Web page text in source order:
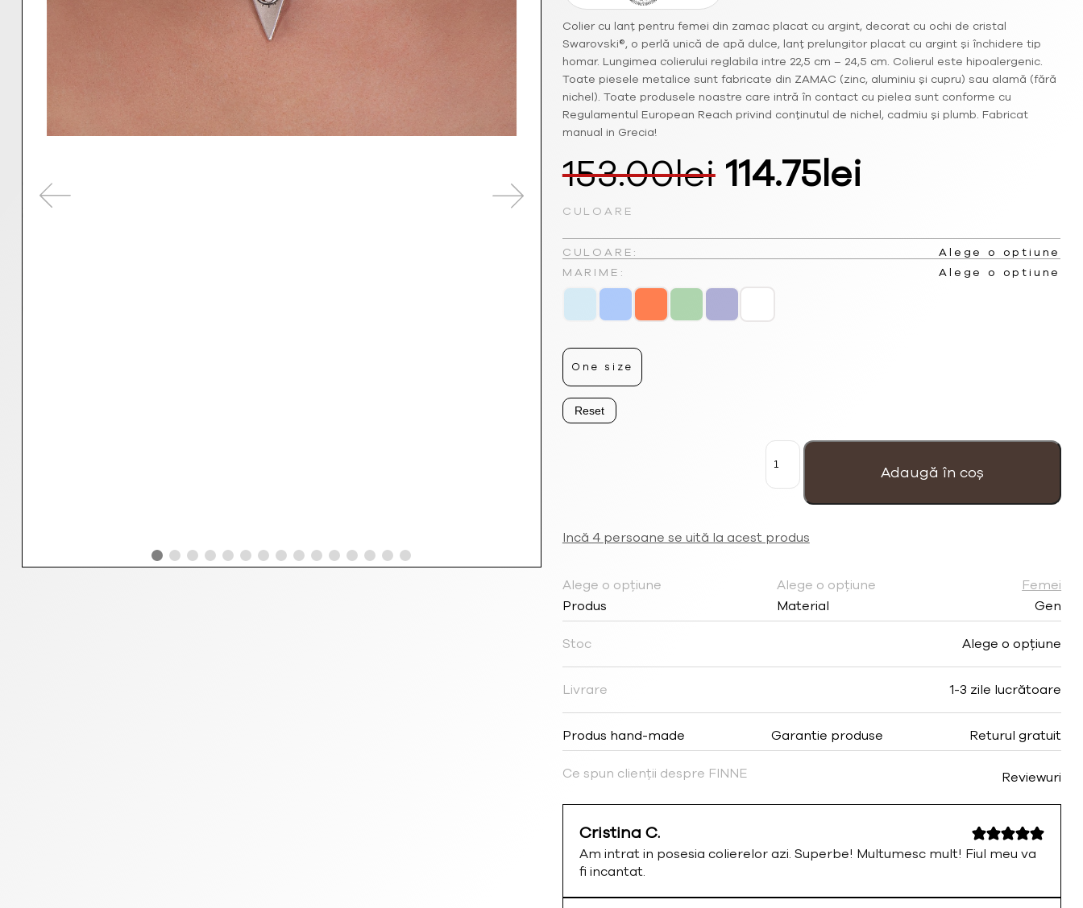
Colier cu lanț pentru femei din zamac placat cu argint, decorat cu ochi de cristal
Swarovski®, o perlă unică de apă dulce, lanț prelungitor placat cu argint și închidere tip
homar. Lungimea colierului reglabila intre 22,5 cm – 24,5 cm. Colierul este hipoalergenic.
Toate piesele metalice sunt fabricate din ZAMAC (zinc, aluminiu și cupru) sau alamă (fără
nichel). Toate produsele noastre care intră în contact cu pielea sunt conforme cu
Regulamentul European Reach privind conținutul de nichel, cadmiu și plumb. Fabricat
manual in Grecia!
153.00lei Prețul
a
fost:
153.00lei.
114.75lei
este:
114.75lei.
CULOARE
CULOARE:
Alege o optiune
MARIME:
Alege o optiune
One size
Reset
Cantitate
Colier
de
lanț
inimă
placată
decorată
cu
ochi
de
și
apă
dulce
Adaugă în coș
Incă 4 persoane se uită la acest produs
Alege o opțiune
Produs
Alege o opțiune
Material
Femei
Gen
Stoc Alege o opțiune
Livrare 1-3 zile lucrătoare
Produs hand-made Garantie produse Returul gratuit
Ce spun clienții despre FINNE Reviewuri
Cristina C.
Am intrat in posesia colierelor azi. Superbe! Multumesc mult! Fiul meu va
fi incantat.